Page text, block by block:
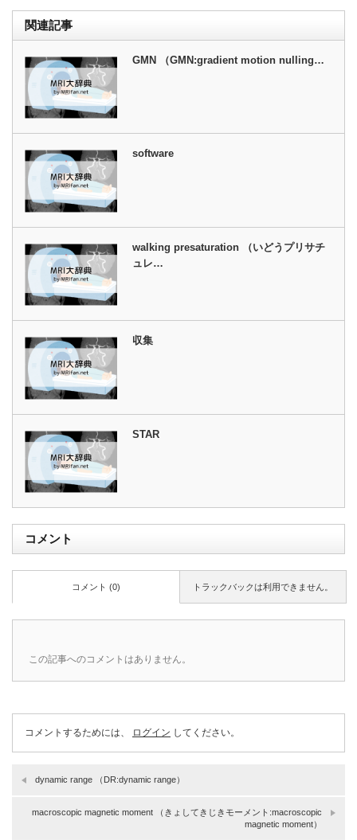
関連記事
GMN （GMN:gradient motion nulling…
software
walking presaturation （いどうプリサチ
ュレ…
収集
STAR
コメント
トラックバックは利用できません。
コメント (0)
この記事へのコメントはありません。
コメントするためには、 ログイン してください。
dynamic range （DR:dynamic range）
macroscopic magnetic moment （きょしてきじきモーメント:macroscopic
magnetic moment）